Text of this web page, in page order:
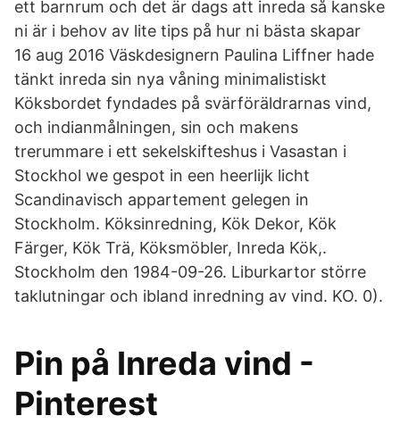
ett barnrum och det är dags att inreda så kanske
ni är i behov av lite tips på hur ni bästa skapar
16 aug 2016 Väskdesignern Paulina Liffner hade
tänkt inreda sin nya våning minimalistiskt
Köksbordet fyndades på svärföräldrarnas vind,
och indianmålningen, sin och makens
trerummare i ett sekelskifteshus i Vasastan i
Stockhol we gespot in een heerlijk licht
Scandinavisch appartement gelegen in
Stockholm. Köksinredning, Kök Dekor, Kök
Färger, Kök Trä, Köksmöbler, Inreda Kök,.
Stockholm den 1984-09-26. Liburkartor större
taklutningar och ibland inredning av vind. KO. 0).
Pin på Inreda vind -
Pinterest